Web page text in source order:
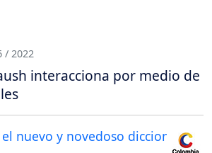
/ 2022
interacciona por medio de